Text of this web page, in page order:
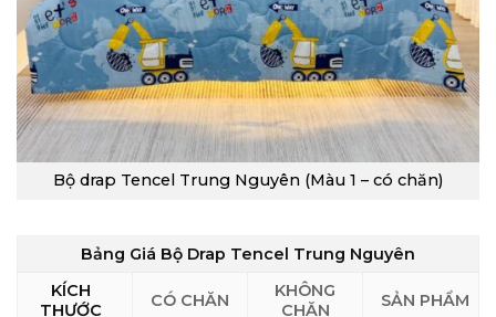
Bộ drap Tencel Trung Nguyên (Màu 1 – có chăn)
Bảng Giá Bộ Drap Tencel Trung Nguyên
KÍCH
THƯỚC
CÓ CHĂN
KHÔNG
CHĂN
SẢN PHẨM